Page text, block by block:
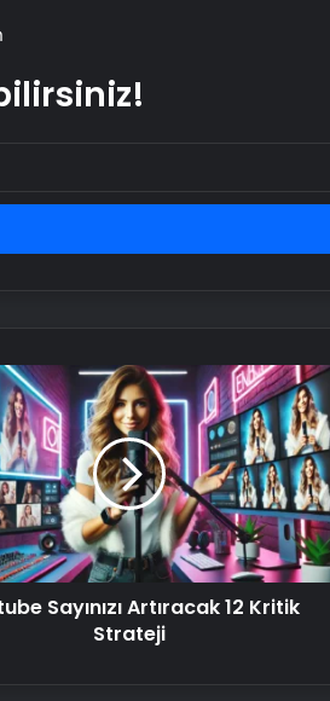
Çorum’da Fabrika Patlaması: Bir İşçi
Esenyurt’ta Servis Aracının Çarptığı
Kaybolan 92 Yaşındaki Adam
Ormanda Bulundu
Serjoy : Dijital Medya Ajansı, Google
Reklam Ajansı, SEO Ajansı ve Web
Tasarım Ajansı
UETDS Nedir ? Uetds.com İle Akıllı
Sayınızı Artıracak 12 Kritik
Strateji